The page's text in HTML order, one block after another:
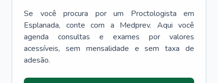
Se você procura por um Proctologista
em
Esplanada, conte com a Medprev. Aqui você
agenda consultas e exames por valores
acessíveis, sem mensalidade e sem taxa de
adesão.